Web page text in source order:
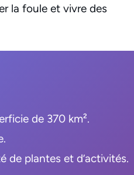
la foule et vivre des
de 370 km².
de plantes et d’activités.